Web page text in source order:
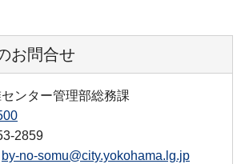
お問合せ
ンター管理部総務課
2859
by-no-somu@city.yokohama.lg.jp